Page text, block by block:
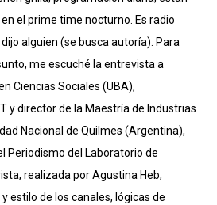
el prime time nocturno. Es radio
alguien (se busca autoría). Para
me escuché la entrevista a
Ciencias Sociales (UBA),
y director de la Maestría de Industrias
Nacional de Quilmes (Argentina),
Periodismo del Laboratorio de
realizada por Agustina Heb,
estilo de los canales, lógicas de